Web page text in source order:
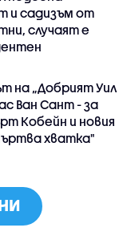
и садизъм от
случаят е
на „Добрият Уил
Ван Сант - за
Кобейн и новия
хватка"